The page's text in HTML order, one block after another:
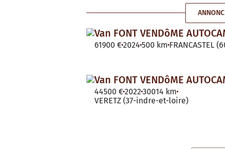
Van FONT VENDôME
61900 €2024 500 km FRANCASTEL
Van FONT VENDôME
44500 €2022 30014 km
VERETZ (37-indre-et-loire)